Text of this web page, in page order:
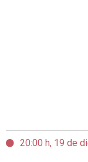
20:00 h, 19 de